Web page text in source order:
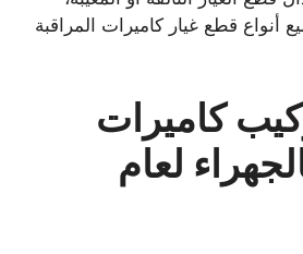
أنواع قطع غيار كاميرات المراقبة
كاميرات
لعام